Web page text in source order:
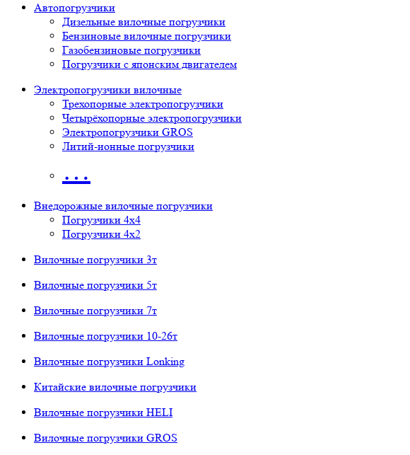
Автопогрузчики
Дизельные вилочные погрузчики
Бензиновые вилочные погрузчики
Газобензиновые погрузчики
Погрузчики с японским двигателем
Электропогрузчики вилочные
Трехопорные электропогрузчики
Четырёхопорные электропогрузчики
Электропогрузчики GROS
Литий-ионные погрузчики
…
Внедорожные вилочные погрузчики
Погрузчики 4х4
Погрузчики 4х2
Вилочные погрузчики 3т
Вилочные погрузчики 5т
Вилочные погрузчики 7т
Вилочные погрузчики 10-26т
Вилочные погрузчики Lonking
Китайские вилочные погрузчики
Вилочные погрузчики HELI
Вилочные погрузчики GROS